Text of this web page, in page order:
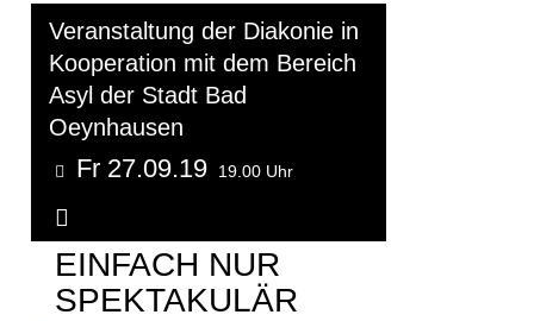
Veranstaltung der Diakonie in
Kooperation mit dem Bereich
Asyl der Stadt Bad
Oeynhausen
Fr 27.09.19 19.00 Uhr
EINFACH NUR
SPEKTAKULÄR